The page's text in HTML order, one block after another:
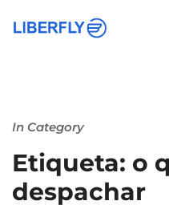
In Category
Etiqueta: o
despachar